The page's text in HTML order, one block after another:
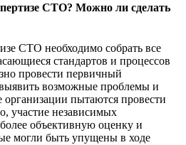
СТО? Можно ли сделать
СТО необходимо собрать все
стандартов и процессов
провести первичный
возможные проблемы и
пытаются провести
участие независимых
объективную оценку и
могли быть упущены в ходе